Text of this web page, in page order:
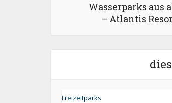
Wasserparks aus
– Atlantis
Freizeitparks